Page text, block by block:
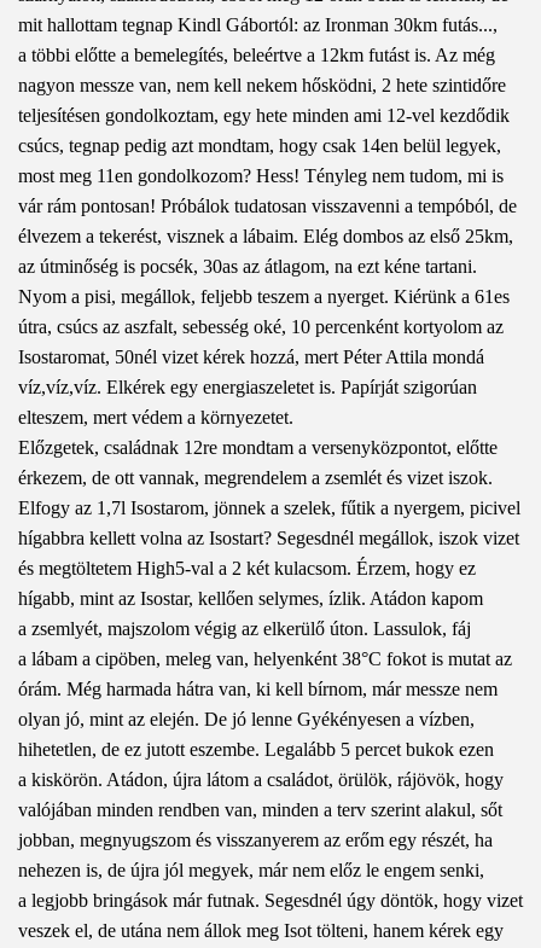
mit hallottam tegnap Kindl Gábortól: az Ironman 30km futás...,
a többi előtte a bemelegítés, beleértve a 12km futást is. Az még
nagyon messze van, nem kell nekem hősködni, 2 hete szintidőre
teljesítésen gondolkoztam, egy hete minden ami 12-vel kezdődik
csúcs, tegnap pedig azt mondtam, hogy csak 14en belül legyek,
most meg 11en gondolkozom? Hess! Tényleg nem tudom, mi is
vár rám pontosan! Próbálok tudatosan visszavenni a tempóból, de
élvezem a tekerést, visznek a lábaim. Elég dombos az első 25km,
az útminőség is pocsék, 30as az átlagom, na ezt kéne tartani.
Nyom a pisi, megállok, feljebb teszem a nyerget. Kiérünk a 61es
útra, csúcs az aszfalt, sebesség oké, 10 percenként kortyolom az
Isostaromat, 50nél vizet kérek hozzá, mert Péter Attila mondá
víz,víz,víz. Elkérek egy energiaszeletet is. Papírját szigorúan
elteszem, mert védem a környezetet.
Előzgetek, családnak 12re mondtam a versenyközpontot, előtte
érkezem, de ott vannak, megrendelem a zsemlét és vizet iszok.
Elfogy az 1,7l Isostarom, jönnek a szelek, fűtik a nyergem, picivel
hígabbra kellett volna az Isostart? Segesdnél megállok, iszok vizet
és megtöltetem High5-val a 2 két kulacsom. Érzem, hogy ez
hígabb, mint az Isostar, kellően selymes, ízlik. Atádon kapom
a zsemlyét, majszolom végig az elkerülő úton. Lassulok, fáj
a lábam a cipöben, meleg van, helyenként 38°C fokot is mutat az
órám. Még harmada hátra van, ki kell bírnom, már messze nem
olyan jó, mint az elején. De jó lenne Gyékényesen a vízben,
hihetetlen, de ez jutott eszembe. Legalább 5 percet bukok ezen
a kiskörön. Atádon, újra látom a családot, örülök, rájövök, hogy
valójában minden rendben van, minden a terv szerint alakul, sőt
jobban, megnyugszom és visszanyerem az erőm egy részét, ha
nehezen is, de újra jól megyek, már nem előz le engem senki,
a legjobb bringások már futnak. Segesdnél úgy döntök, hogy vizet
veszek el, de utána nem állok meg Isot tölteni, hanem kérek egy